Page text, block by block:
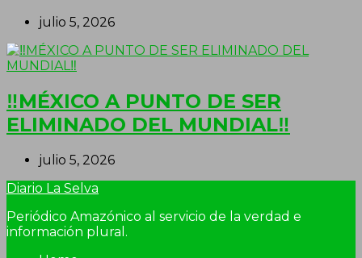
julio 5, 2026
‼MÉXICO A PUNTO DE SER
ELIMINADO DEL MUNDIAL‼
julio 5, 2026
Diario La Selva
Periódico Amazónico al servicio de la verdad e
información plural.